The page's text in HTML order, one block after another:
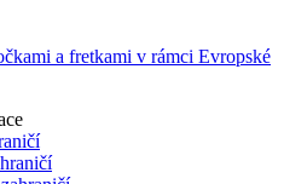
a fretkami v rámci Evropské